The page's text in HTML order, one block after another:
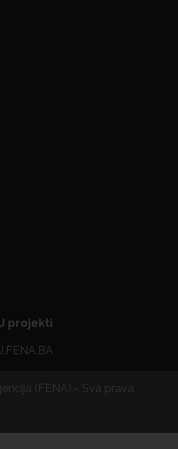
projekti
(FENA) - Sva prava